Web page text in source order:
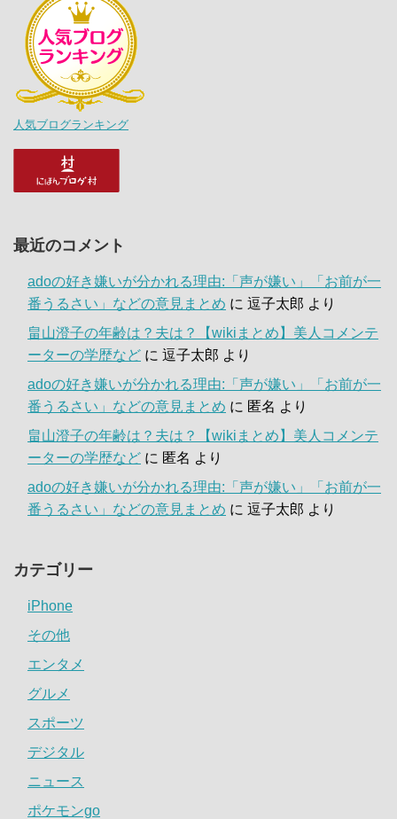
人気ブログランキング
最近のコメント
adoの好き嫌いが分かれる理由:「声が嫌い」「お前が一
番うるさい」などの意見まとめ に 逗子太郎 より
畠山澄子の年齢は？夫は？【wikiまとめ】美人コメンテ
ーターの学歴など に 逗子太郎 より
adoの好き嫌いが分かれる理由:「声が嫌い」「お前が一
番うるさい」などの意見まとめ に 匿名 より
畠山澄子の年齢は？夫は？【wikiまとめ】美人コメンテ
ーターの学歴など に 匿名 より
adoの好き嫌いが分かれる理由:「声が嫌い」「お前が一
番うるさい」などの意見まとめ に 逗子太郎 より
カテゴリー
iPhone
その他
エンタメ
グルメ
スポーツ
デジタル
ニュース
ポケモンgo